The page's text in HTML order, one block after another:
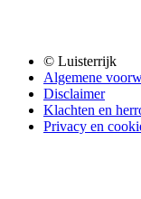
© Luisterrijk
Algemene
Disclaimer
Klachten en
Privacy en